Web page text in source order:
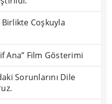
Birlikte Coşkuyla
Ana” Film Gösterimi
Sorunlarını Dile